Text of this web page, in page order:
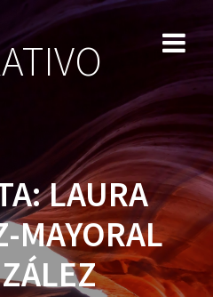
al
contenido
LAURA
MAYORAL